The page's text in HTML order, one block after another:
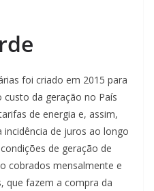
foi criado em 2015 para
da geração no País
de energia e, assim,
de juros ao longo
de geração de
cobrados mensalmente e
que fazem a compra da